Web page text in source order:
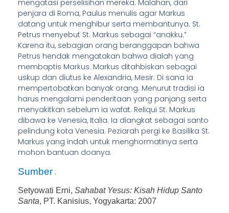
mengatasi perselisihan mereka. Malahan, dari
penjara di Roma, Paulus menulis agar Markus
datang untuk menghibur serta membantunya. St.
Petrus menyebut St. Markus sebagai “anakku.”
Karena itu, sebagian orang beranggapan bahwa
Petrus hendak mengatakan bahwa dialah yang
membaptis Markus. Markus ditahbiskan sebagai
uskup dan diutus ke Alexandria, Mesir. Di sana ia
mempertobatkan banyak orang. Menurut tradisi ia
harus mengalami penderitaan yang panjang serta
menyakitkan sebelum ia wafat. Reliqui St. Markus
dibawa ke Venesia, Italia. Ia diangkat sebagai santo
pelindung kota Venesia. Peziarah pergi ke Basilika St.
Markus yang indah untuk menghormatinya serta
mohon bantuan doanya.
Sumber :
Setyowati Erni, Sahabat Yesus: Kisah Hidup Santo
Santa, PT. Kanisius, Yogyakarta: 2007